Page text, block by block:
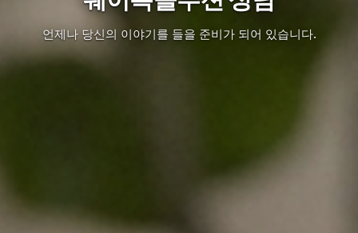
언제나 당신의 이야기를 들을 준비가 되어 있습니다.